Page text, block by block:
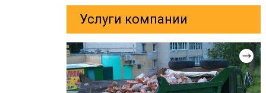
Услуги компании